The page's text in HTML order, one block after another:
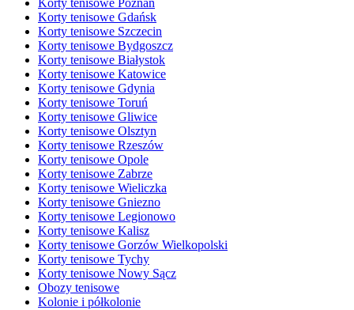
Korty tenisowe Poznań
Korty tenisowe Gdańsk
Korty tenisowe Szczecin
Korty tenisowe Bydgoszcz
Korty tenisowe Białystok
Korty tenisowe Katowice
Korty tenisowe Gdynia
Korty tenisowe Toruń
Korty tenisowe Gliwice
Korty tenisowe Olsztyn
Korty tenisowe Rzeszów
Korty tenisowe Opole
Korty tenisowe Zabrze
Korty tenisowe Wieliczka
Korty tenisowe Gniezno
Korty tenisowe Legionowo
Korty tenisowe Kalisz
Korty tenisowe Gorzów Wielkopolski
Korty tenisowe Tychy
Korty tenisowe Nowy Sącz
Obozy tenisowe
Kolonie i półkolonie